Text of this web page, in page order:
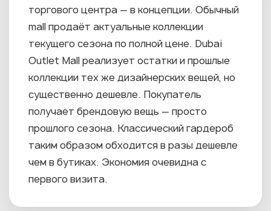
торгового центра — в концепции. Обычный
mall продаёт актуальные коллекции
текущего сезона по полной цене. Dubai
Outlet Mall реализует остатки и прошлые
коллекции тех же дизайнерских вещей, но
существенно дешевле. Покупатель
получает брендовую вещь — просто
прошлого сезона. Классический гардероб
таким образом обходится в разы дешевле
чем в бутиках. Экономия очевидна с
первого визита.